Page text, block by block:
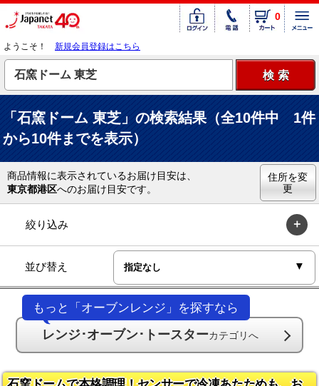
0
ようこそ！ 新規会員登録はこちら
「石窯ドーム 東芝」の検索結果（全10件中 1件
から10件までを表示）
商品情報に表示されているお届け目安は、
東京都港区へのお届け目安です。
住所を変
更
絞り込み
並び替え
もっと「オーブンレンジ」を探すなら
レンジ･オーブン･トースターカテゴリへ